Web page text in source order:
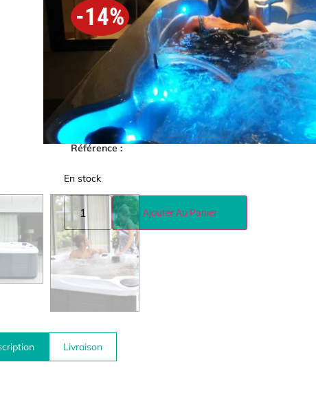
-14%
11990,00€ 10300,00€
Référence :
En stock
Ajouter Au Panier
Livraison